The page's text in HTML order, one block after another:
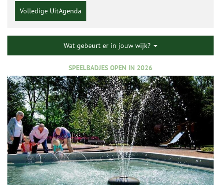
Volledige UitAgenda
Wat gebeurt er in jouw wijk?
SPEELBADJES OPEN IN 2026